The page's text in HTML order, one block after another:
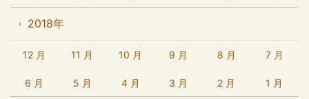
2018年
12 月 11 月 10 月 9 月 8 月 7 月
6 月 5 月 4 月 3 月 2 月 1 月